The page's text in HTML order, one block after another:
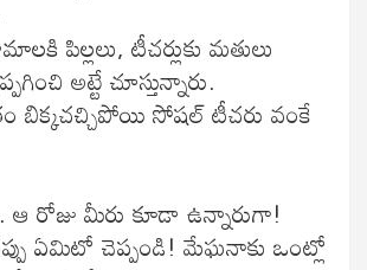
పిల్లలు, టీచర్లుకు మతులు
అట్టే చూస్తున్నారు.
బిక్కచచ్చిపోయి సోషల్ టీచరు వంకే
ఆ రోజు మీరు కూడా ఉన్నారుగా!
ఏమిటో చెప్పండి! మేఘనాకు ఒంట్లో